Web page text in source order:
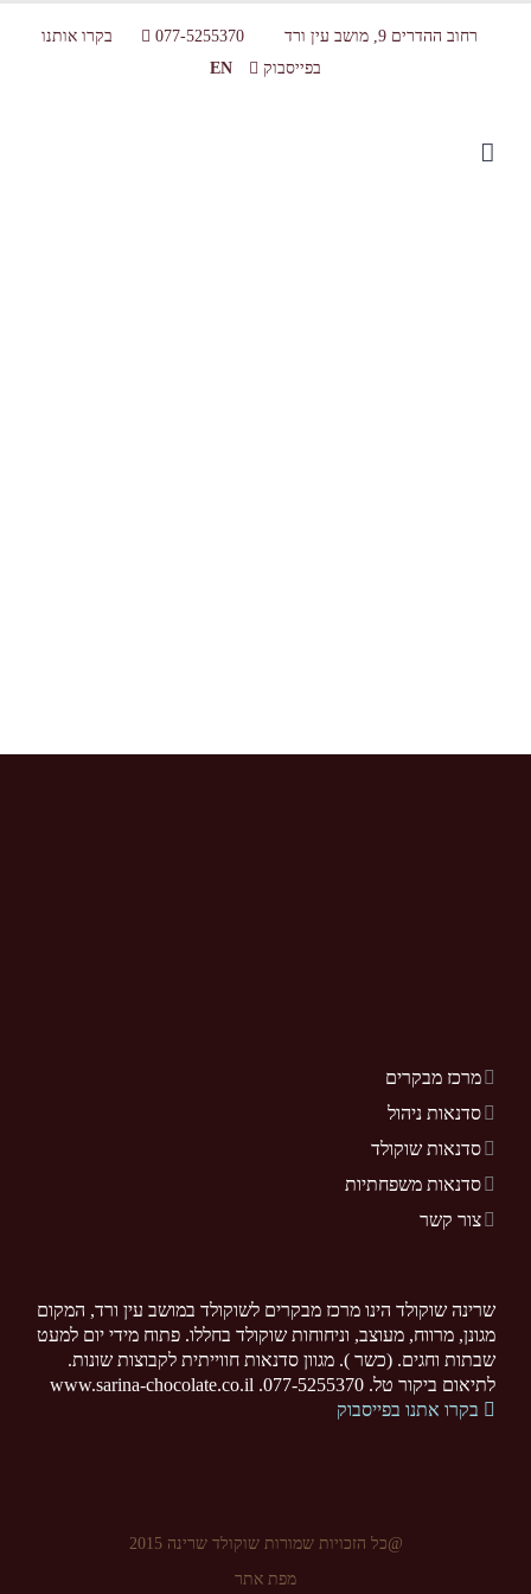
רחוב ההדרים 9, מושב עין ורד 077-5255370
בקרו אותנו
בפייסבוק
EN
מרכז מבקרים
סדנאות ניהול
סדנאות שוקולד
סדנאות משפחתיות
צור קשר
שרינה שוקולד הינו מרכז מבקרים לשוקולד במושב עין ורד, המקום
מגונן, מרווח, מעוצב, וניחוחות שוקולד בחללו. פתוח מידי יום למעט
שבתות וחגים. (כשר ). מגוון סדנאות חווייתית לקבוצות שונות.
לתיאום ביקור טל. 077-5255370. www.sarina-chocolate.co.il
בקרו אתנו בפייסבוק
@כל הזכויות שמורות שוקולד שרינה 2015
מפת אתר